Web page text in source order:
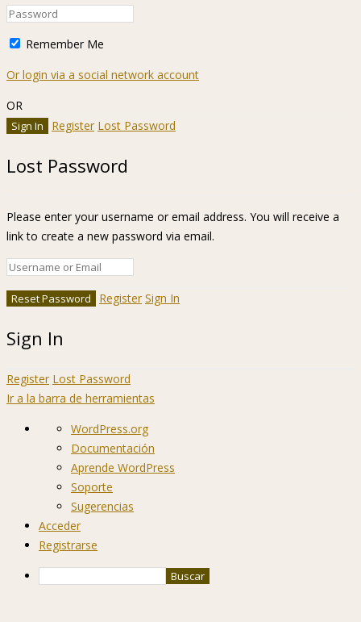
Remember Me
Or login via a social network account
OR
Register Lost Password
Lost Password
Please enter your username or email address. You will receive a
link to create a new password via email.
Register Sign In
Sign In
Register Lost Password
Ir a la barra de herramientas
Acerca
WordPress
WordPress.org
Documentación
Aprende WordPress
Soporte
Sugerencias
Acceder
Registrarse
Buscar